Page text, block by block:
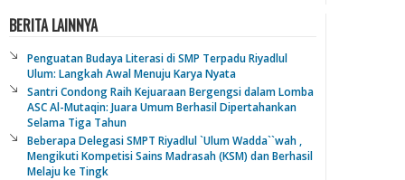
BERITA LAINNYA
Penguatan Budaya Literasi di SMP Terpadu Riyadlul
Ulum: Langkah Awal Menuju Karya Nyata
Santri Condong Raih Kejuaraan Bergengsi dalam Lomba
ASC Al-Mutaqin: Juara Umum Berhasil Dipertahankan
Selama Tiga Tahun
Beberapa Delegasi SMPT Riyadlul `Ulum Wadda``wah ,
Mengikuti Kompetisi Sains Madrasah (KSM) dan Berhasil
Melaju ke Tingk